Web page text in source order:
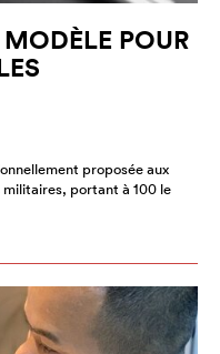
POUR
proposée aux
portant à 100 le